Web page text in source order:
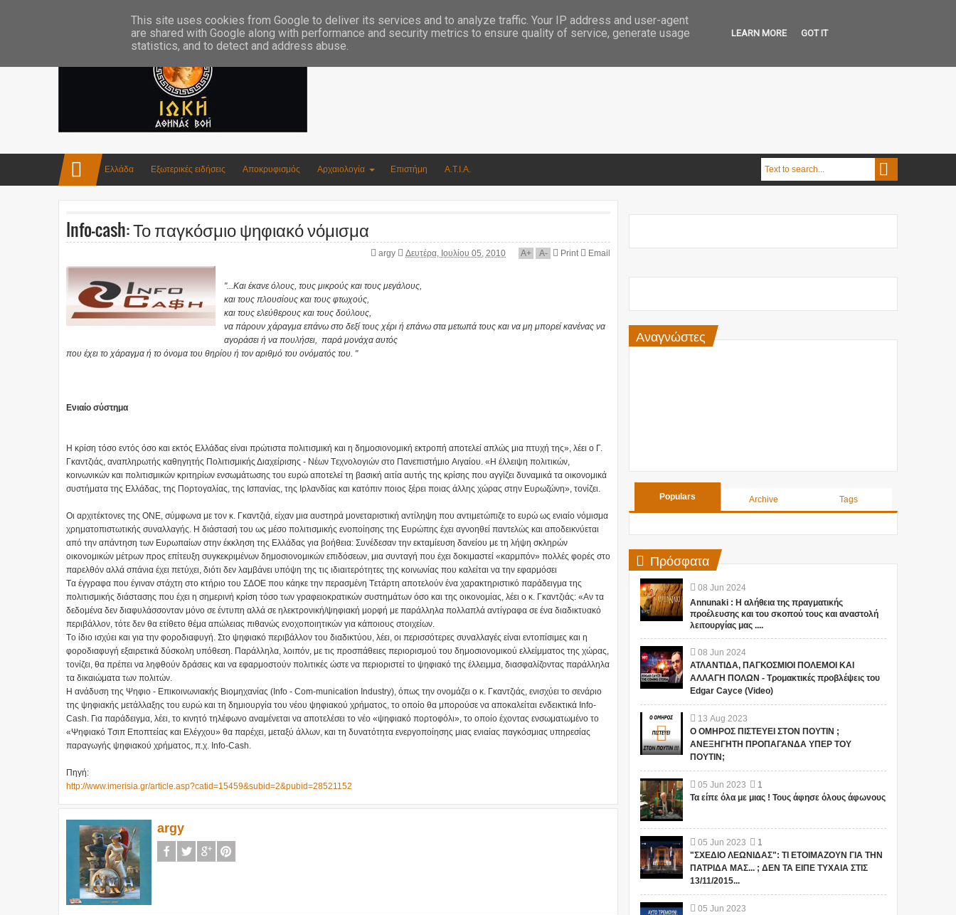
Ελλάδα Εξωτερικές ειδήσεις Αποκρυφισμός Αρχαιολογία Επιστήμη Α.Τ.Ι.Α.
Info-cash: Το παγκόσμιο ψηφιακό νόμισμα
argy Δευτέρα, Ιουλίου 05, 2010 A+ A- Print Email
"...Και έκανε όλους, τους μικρούς και τους μεγάλους,
και τους πλουσίους και τους φτωχούς,
και τους ελεύθερους και τους δούλους,
να πάρουν χάραγμα επάνω στο δεξί τους χέρι ή επάνω στα μετωπά τους και να μη μπορεί κανένας να
αγοράσει ή να πουλήσει, παρά μονάχα αυτός
που έχει το χάραγμα ή το όνομα του θηρίου ή τον αριθμό του ονόματός του. "
Ενιαίο σύστημα
H κρίση τόσο εντός όσο και εκτός Eλλάδας είναι πρώτιστα πολιτισμική και η δημοσιονομική εκτροπή αποτελεί απλώς μια πτυχή της», λέει ο Γ.
Γκαντζιάς, αναπληρωτής καθηγητής Πολιτισμικής Διαχείρισης - Nέων Tεχνολογιών στο Πανεπιστήμιο Aιγαίου. «H έλλειψη πολιτικών,
κοινωνικών και πολιτισμικών κριτηρίων ενσωμάτωσης του ευρώ αποτελεί τη βασική αιτία αυτής της κρίσης που αγγίζει δυναμικά τα οικονομικά
συστήματα της Eλλάδας, της Πορτογαλίας, της Iσπανίας, της Iρλανδίας και κατόπιν ποιος ξέρει ποιας άλλης χώρας στην Eυρωζώνη», τονίζει.
Oι αρχιτέκτονες της ONE, σύμφωνα με τον κ. Γκαντζιά, είχαν μια αυστηρά μονεταριστική αντίληψη που αντιμετώπιζε το ευρώ ως ενιαίο νόμισμα
χρηματοπιστωτικής συναλλαγής. H διάστασή του ως μέσο πολιτισμικής ενοποίησης της Eυρώπης έχει αγνοηθεί παντελώς και αποδεικνύεται
από την απάντηση των Eυρωπαίων στην έκκληση της Eλλάδας για βοήθεια: Συνέδεσαν την εκταμίευση δανείου με τη λήψη σκληρών
οικονομικών μέτρων προς επίτευξη συγκεκριμένων δημοσιονομικών επιδόσεων, μια συνταγή που έχει δοκιμαστεί «καρμπόν» πολλές φορές στο
παρελθόν αλλά σπάνια έχει πετύχει, διότι δεν λαμβάνει υπόψη της τις ιδιαιτερότητες της κοινωνίας που καλείται να την εφαρμόσει
Tα έγγραφα που έγιναν στάχτη στο κτήριο του ΣΔOE που κάηκε την περασμένη Tετάρτη αποτελούν ένα χαρακτηριστικό παράδειγμα της
πολιτισμικής διάστασης που έχει η σημερινή κρίση τόσο των γραφειοκρατικών συστημάτων όσο και της οικονομίας, λέει ο κ. Γκαντζιάς: «Aν τα
δεδομένα δεν διαφυλάσσονταν μόνο σε έντυπη αλλά σε ηλεκτρονική/ψηφιακή μορφή με παράλληλα πολλαπλά αντίγραφα σε ένα διαδικτυακό
περιβάλλον, τότε δεν θα ετίθετο θέμα απώλειας πιθανώς ενοχοποιητικών για κάποιους στοιχείων.
Tο ίδιο ισχύει και για την φοροδιαφυγή. Στο ψηφιακό περιβάλλον του διαδικτύου, λέει, οι περισσότερες συναλλαγές είναι εντοπίσιμες και η
φοροδιαφυγή εξαιρετικά δύσκολη υπόθεση. Παράλληλα, λοιπόν, με τις προσπάθειες περιορισμού του δημοσιονομικού ελλείμματος της χώρας,
τονίζει, θα πρέπει να ληφθούν δράσεις και να εφαρμοστούν πολιτικές ώστε να περιοριστεί το ψηφιακό της έλλειμμα, διασφαλίζοντας παράλληλα
τα δικαιώματα των πολιτών.
H ανάδυση της Ψηφιο - Eπικοινωνιακής Bιομηχανίας (Info - Com-munication Industry), όπως την ονομάζει ο κ. Γκαντζιάς, ενισχύει το σενάριο
της ψηφιακής μετάλλαξης του ευρώ και τη δημιουργία του νέου ψηφιακού χρήματος, το οποίο θα μπορούσε να αποκαλείται ενδεικτικά Info-
Cash. Για παράδειγμα, λέει, το κινητό τηλέφωνο αναμένεται να αποτελέσει το νέο «ψηφιακό πορτοφόλι», το οποίο έχοντας ενσωματωμένο το
«Ψηφιακό Tσιπ Eποπτείας και Eλέγχου» θα παρέχει, μεταξύ άλλων, και τη δυνατότητα ενεργοποίησης μιας ενιαίας παγκόσμιας υπηρεσίας
παραγωγής ψηφιακού χρήματος, π.χ. Info-Cash.
Πηγή:
http://www.imerisia.gr/article.asp?catid=15459&subid=2&pubid=28521152
argy
Αναγνώστες
Populars Archive Tags
Πρόσφατα
08 Jun 2024
Annunaki : Η αλήθεια της πραγματικής
προέλευσης και του σκοπού τους και αναστολή
λειτουργίας μας ....
08 Jun 2024
ΑΤΛΑΝΤΙΔΑ, ΠΑΓΚΟΣΜΙΟΙ ΠΟΛΕΜΟΙ ΚΑΙ
ΑΛΛΑΓΗ ΠΟΛΩΝ - Τρομακτικές προβλέψεις του
Edgar Cayce (Video)
13 Aug 2023
Ο ΟΜΗΡΟΣ ΠΙΣΤΕΥΕΙ ΣΤΟΝ ΠΟΥΤΙΝ ;
ΑΝΕΞΗΓΗΤΗ ΠΡΟΠΑΓΑΝΔΑ ΥΠΕΡ ΤΟΥ
ΠΟΥΤΙΝ;
05 Jun 2023
1
Τα είπε όλα με μιας ! Τους άφησε όλους άφωνους
05 Jun 2023
1
"ΣΧΕΔΙΟ ΛΕΩΝΙΔΑΣ": ΤΙ ΕΤΟΙΜΑΖΟΥΝ ΓΙΑ ΤΗΝ
ΠΑΤΡΙΔΑ ΜΑΣ... ; ΔΕΝ ΤΑ ΕΙΠΕ ΤΥΧΑΙΑ ΣΤΙΣ
13/11/2015...
05 Jun 2023
This site uses cookies from Google to deliver its services and to analyze traffic. Your IP address and user-agent
are shared with Google along with performance and security metrics to ensure quality of service, generate usage
statistics, and to detect and address abuse.
LEARN MORE GOT IT